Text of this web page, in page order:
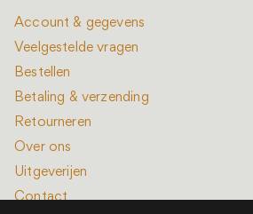
Account & gegevens
Veelgestelde vragen
Bestellen
Betaling & verzending
Retourneren
Over ons
Uitgeverijen
Contact